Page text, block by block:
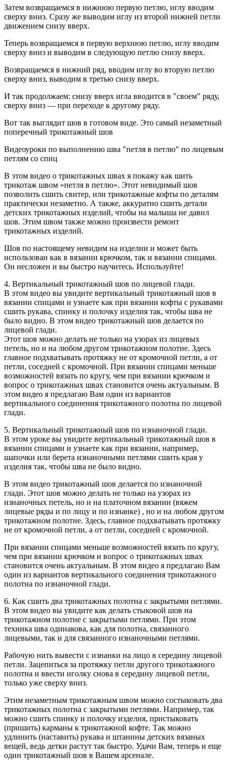
Затем возвращаемся в нижнюю первую петлю, иглу вводим
сверху вниз. Сразу же выводим иглу из второй нижней петли
движением снизу вверх.
Теперь возвращаемся в первую верхнюю петлю, иглу вводим
сверху вниз и выводим в следующую петлю снизу вверх.
Возвращаемся в нижний ряд, вводим иглу во вторую петлю
сверху вниз, выводим в третью снизу вверх.
И так продолжаем: снизу вверх игла вводится в "своем" ряду,
сверху вниз — при переходе к другому ряду.
Вот так выглядит шов в готовом виде. Это самый незаметный
поперечный трикотажный шов
Видеоуроки по выполнению шва "петля в петлю" по лицевым
петлям со спиц
В этом видео о трикотажных швах я покажу как шить
трикотаж швом «петля в петлю». Этот невидимый шов
позволить сшить свитер, или трикотажные кофты по деталям
практически незаметно. А также, аккуратно сшить детали
детских трикотажных изделий, чтобы на малыша не давил
шов. Этим швом также можно произвести ремонт
трикотажных изделий.
Шов по настоящему невидим на изделии и может быть
использован как в вязании крючком, так и вязании спицами.
Он несложен и вы быстро научитесь. Используйте!
4. Вертикальный трикотажный шов по лицевой глади.
В этом видео вы увидите вертикальный трикотажный шов в
вязании спицами и узнаете как при вязании кофты с рукавами
сшить рукава, спинку и полочку изделия так, чтобы шва не
было видно. В этом видео трикотажный шов делается по
лицевой глади.
Этот шов можно делать не только на узорах из лицевых
петель, но и на любом другом трикотажном полотне. Здесь
главное подхватывать протяжку не от кромочной петли, а от
петли, соседней с кромочной. При вязании спицами меньше
возможностей вязать по кругу, чем при вязании крючком и
вопрос о трикотажных швах становится очень актуальным. В
этом видео я предлагаю Вам один из вариантов
вертикального соединения трикотажного полотна по лицевой
глади.
5. Вертикальный трикотажный шов по изнаночной глади.
В этом уроке вы увидите вертикальный трикотажный шов в
вязании спицами и узнаете как при вязании, например,
шапочки или берета изнаночными петлями сшить края у
изделия так, чтобы шва не было видно.
В этом видео трикотажный шов делается по изнаночной
глади. Этот шов можно делать не только на узорах из
изнаночных петель, но и на платочном вязании (вяжем
лицевые ряды и по лицу и по изнанке) , но и на любом другом
трикотажном полотне. Здесь, главное подхватывать протяжку
не от кромочной петли, а от петли, соседней с кромочной.
При вязании спицами меньше возможностей вязать по кругу,
чем при вязании крючком и вопрос о трикотажных швах
становится очень актуальным. В этом видео я предлагаю Вам
один из вариантов вертикального соединения трикотажного
полотна по изнаночной глади.
6. Как сшить два трикотажных полотна с закрытыми петлями.
В этом видео вы увидите как делать стыковой шов на
трикотажном полотне с закрытыми петлями. При этом
техника шва одинакова, как для полотна, связанного
лицевыми, так и для связанного изнаночными петлями.
Рабочую нить вывести с изнанки на лицо в середину лицевой
петли. Зацепиться за протяжку петли другого трикотажного
полотна и ввести иголку снова в середину лицевой петли,
только уже сверху вниз.
Этим незаметным трикотажным швом можно состыковать два
трикотажных полотна с закрытыми петлями. Например, так
можно сшить спинку и полочку изделия, пристыковать
(пришить) карманы к трикотажной кофте. Так можно
удлинить (наставить) рукава и штанины детских вязаных
вещей, ведь детки растут так быстро. Удачи Вам, теперь и еще
один трикотажный шов в Вашем арсенале.